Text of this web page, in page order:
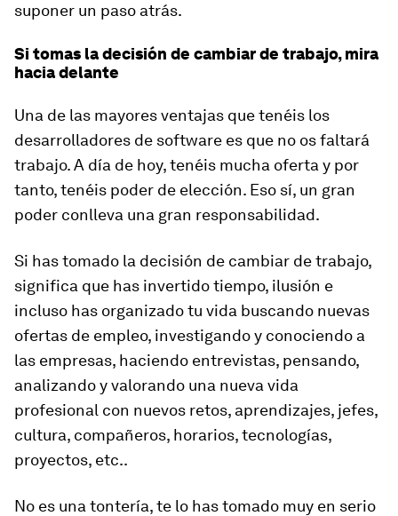
suponer un paso atrás.
Si tomas la decisión de cambiar de trabajo, mira
hacia delante
Una de las mayores ventajas que tenéis los
desarrolladores de software es que no os faltará
trabajo. A día de hoy, tenéis mucha oferta y por
tanto, tenéis poder de elección. Eso sí, un gran
poder conlleva una gran responsabilidad.
Si has tomado la decisión de cambiar de trabajo,
significa que has invertido tiempo, ilusión e
incluso has organizado tu vida buscando nuevas
ofertas de empleo, investigando y conociendo a
las empresas, haciendo entrevistas, pensando,
analizando y valorando una nueva vida
profesional con nuevos retos, aprendizajes, jefes,
cultura, compañeros, horarios, tecnologías,
proyectos, etc..
No es una tontería, te lo has tomado muy en serio